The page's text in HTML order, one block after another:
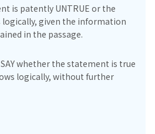
is patently UNTRUE or the
given the information
in the passage.
SAY whether the statement is true
logically, without further